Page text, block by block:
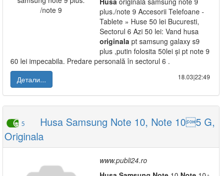
plus./note 9 Accesorii Telefoane -
Tablete » Huse 50 lei Bucuresti,
Sectorul 6 Azi 50 lei: Vand husa
originala pt samsung galaxy s9
plus ,putin folosita 50lei și pt note 9
60 lei impecabila. Predare personală în sectorul 6 .
Детали...
18.03|22:49
5
Husa Samsung Note 10, Note 105 G,
Originala
www.publi24.ro